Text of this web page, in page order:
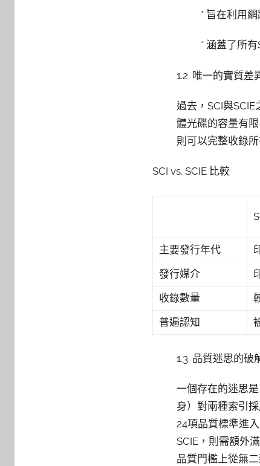
* 旨在利用
* 涵蓋了所
1.2. 唯一的實質差
過去，SCI與
體光碟的容量有
則可以完整收錄
SCI vs. SCIE 比較
主要發行年代
發行媒介
收錄數量
普遍認知
1.3. 品質迷思的破
一個存在的迷思
身）對兩種索引
24項品質標準進
SCIE，則需額外
品質門檻上從無